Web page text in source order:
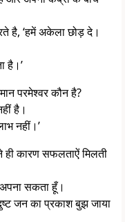
है, ‘हमें अकेला छोड़ दे।
है।’
परमेश्वर कौन है?
है।
नहीं।’
कारण सफलताऐं मिलती
सकता हूँ।
जन का प्रकाश बुझ जाया